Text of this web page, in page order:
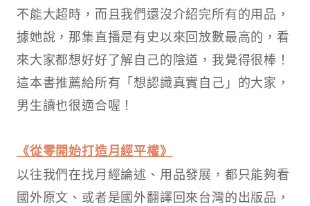
不能大超時，而且我們還沒介紹完所有的用品，
據她說，那集直播是有史以來回放數最高的，看
來大家都想好好了解自己的陰道，我覺得很棒！
這本書推薦給所有「想認識真實自己」的大家，
男生讀也很適合喔！
《從零開始打造月經平權》
以往我們在找月經論述、用品發展，都只能夠看
國外原文、或者是國外翻譯回來台灣的出版品，